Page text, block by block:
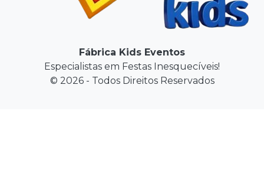
Fábrica Kids Eventos
Especialistas em Festas Inesquecíveis!
© 2026 - Todos Direitos Reservados